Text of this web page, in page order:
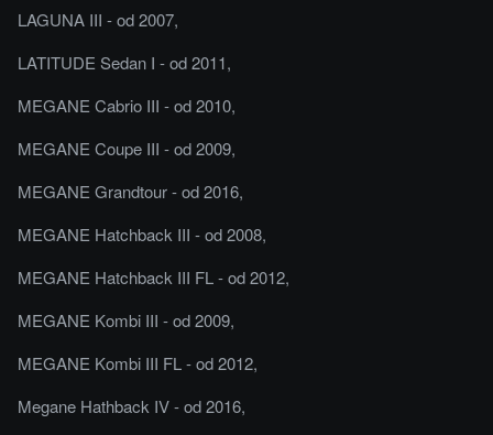
LAGUNA III - od 2007,
LATITUDE Sedan I - od 2011,
MEGANE Cabrio III - od 2010,
MEGANE Coupe III - od 2009,
MEGANE Grandtour - od 2016,
MEGANE Hatchback III - od 2008,
MEGANE Hatchback III FL - od 2012,
MEGANE Kombi III - od 2009,
MEGANE Kombi III FL - od 2012,
Megane Hathback IV - od 2016,